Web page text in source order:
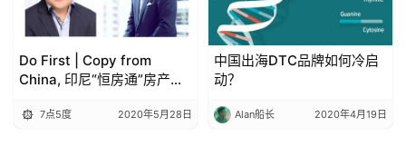
Do First | Copy from
China, 印尼“恒房通”房产交
话？7点5度 2020年5月28日
中国出海DTC品牌如何冷启
动？
Alan船长 2020年4月19日